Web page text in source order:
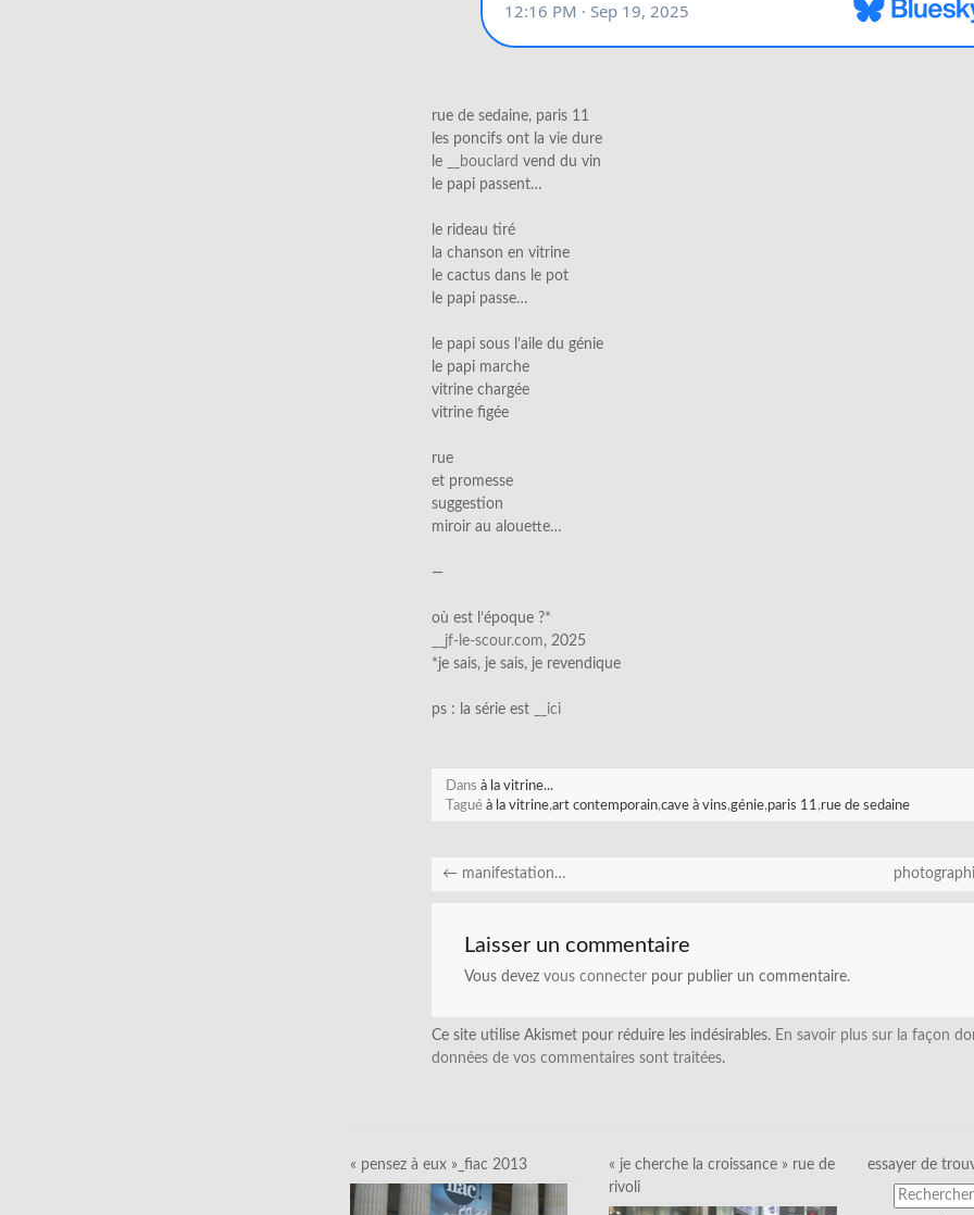
rue de sedaine, paris 11
les poncifs ont la vie dure
le
__bouclard vend du vin
le papi passent…
le rideau tiré
la chanson en vitrine
le cactus dans le pot
le papi passe…
le papi sous l’aile du génie
le papi marche
vitrine chargée
vitrine figée
rue
et promesse
suggestion
miroir au alouette…
—
où est l’époque ?*
__jf-le-scour.com, 2025
*je sais, je sais, je revendique
ps : la série est ici
Dans à la vitrine...
Tagué à la vitrine,art contemporain,cave à vins,génie,paris 11 ,rue de sedaine
← manifestation…
Laisser un commentaire
Vous devez vous connecter pour publier un commentaire.
Ce site utilise Akismet pour réduire les indésirables. En savoir plus sur la façon
données de vos commentaires sont traitées.
« pensez à eux »_fiac 2013
« je cherche la croissance » rue de
rivoli
essayer de